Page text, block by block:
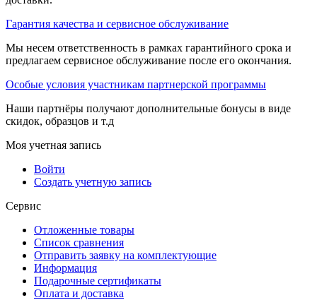
Гарантия качества и сервисное обслуживание
Мы несем ответственность в рамках гарантийного срока и
предлагаем сервисное обслуживание после его окончания.
Особые условия участникам партнерской программы
Наши партнёры получают дополнительные бонусы в виде
скидок, образцов и т.д
Моя учетная запись
Войти
Создать учетную запись
Сервис
Отложенные товары
Список сравнения
Отправить заявку на комплектующие
Информация
Подарочные сертификаты
Оплата и доставка